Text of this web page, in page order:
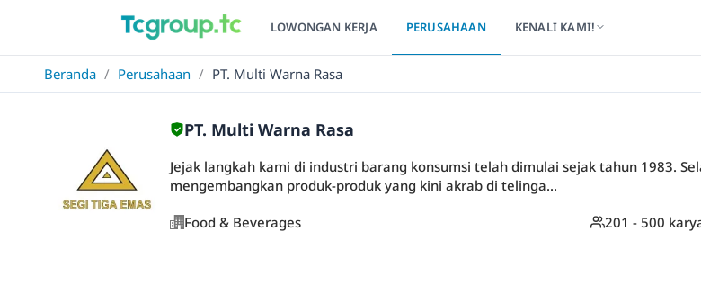
LOWONGAN KERJA PERUSAHAAN KENALI KAMI!
Beranda / Perusahaan / PT. Multi Warna Rasa
PT. Multi Warna Rasa
Jejak langkah kami di industri barang konsumsi telah dimulai sejak tahun 1983.
mengembangkan produk-produk yang kini akrab di telinga...
Food & Beverages 201 - 500